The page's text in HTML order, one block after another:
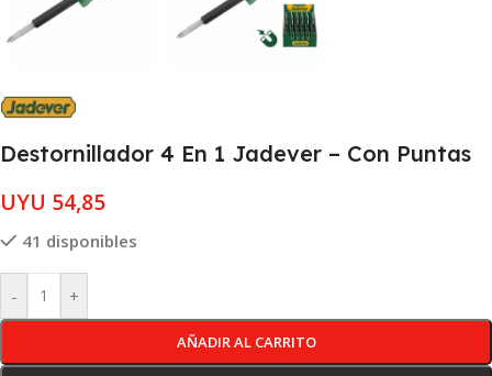
Destornillador 4 En 1 Jadever – Con Puntas
UYU 54,85
41 disponibles
- +
AÑADIR AL CARRITO